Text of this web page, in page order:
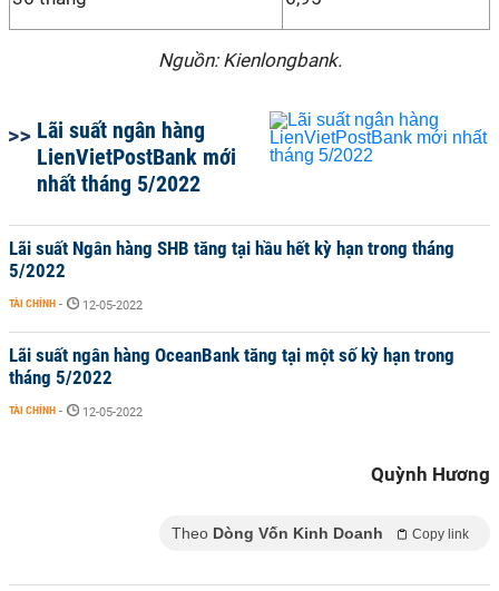
Nguồn: Kienlongbank.
Lãi suất ngân hàng
LienVietPostBank mới
nhất tháng 5/2022
Lãi suất Ngân hàng SHB tăng tại hầu hết kỳ hạn trong tháng
5/2022
TÀI CHÍNH - 12-05-2022
Lãi suất ngân hàng OceanBank tăng tại một số kỳ hạn trong
tháng 5/2022
TÀI CHÍNH - 12-05-2022
Quỳnh Hương
Theo Dòng Vốn Kinh Doanh Copy link